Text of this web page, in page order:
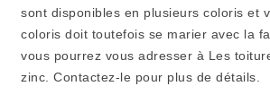
sont disponibles en plusieurs coloris et
coloris doit toutefois se marier avec la
vous pourrez vous adresser à Les
zinc. Contactez-le pour plus de détails.